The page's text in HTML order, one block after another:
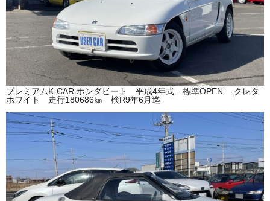
プレミアムK-CAR ホンダビート 平成4年式 標準OPEN クレタ
ホワイト 走行180686㎞ 検R9年6月迄